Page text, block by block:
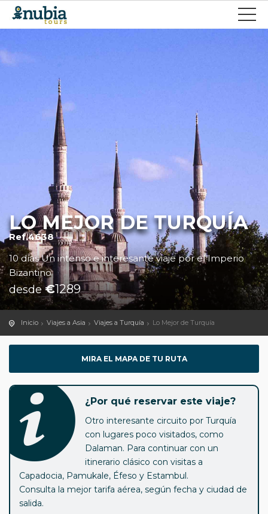
LO MEJOR DE TURQUÍA
Ref.4638
10 días Un intenso e interesante viaje por el Imperio
Bizantino
desde €1289
Inicio Viajes a Asia Viajes a Turquía Lo Mejor de Turquía
MIRA EL MAPA DE TU RUTA
¿Por qué reservar este viaje?
Otro interesante circuito por Turquía
con lugares poco visitados, como
Dalaman. Para continuar con un
itinerario clásico con visitas a
Capadocia, Pamukale, Éfeso y Estambul.
Consulta la mejor tarifa aérea, según fecha y ciudad de
salida.